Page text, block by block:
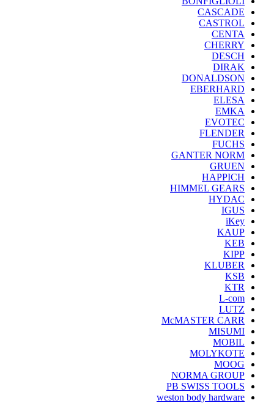
CASCADE
CASTROL
CENTA
CHERRY
DESCH
DIRAK
DONALDSON
EBERHARD
ELESA
EMKA
EVOTEC
FLENDER
FUCHS
GANTER NORM
GRUEN
HAPPICH
HIMMEL GEARS
HYDAC
IGUS
iKey
KAUP
KEB
KIPP
KLUBER
KSB
KTR
L-com
LUTZ
McMASTER CARR
MISUMI
MOBIL
MOLYKOTE
MOOG
NORMA GROUP
PB SWISS TOOLS
weston body hardware